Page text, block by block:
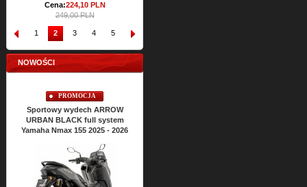
Cena:224,10PLN
249,00 PLN
1 2 3 4 5 6
NOWOŚCI
PROMOCJA
Sportowy wydech ARROW
URBAN BLACK full system
Yamaha Nmax 155 2025 - 2026